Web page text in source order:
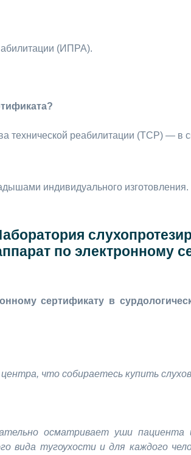
(ИПРА).
технической реабилитации (ТСР) — в
индивидуального изготовления.
по электронному
сертификату в
что собираетесь купить
осматривает уши
вида тугоухости и для каждого